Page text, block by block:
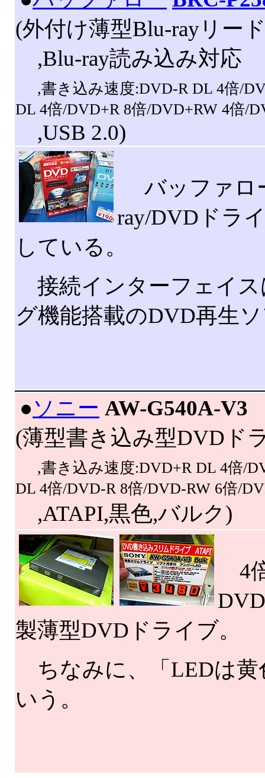
(外付け薄型Blu-rayリー
,Blu-ray読み込み対応
,書き込み速度:DVD-R DL 4倍/
DL 4倍/DVD+R 8倍/DVD+RW 4倍/
,USB 2.0)
バッファロ
ray/DVDドラ
している。
接続インターフェイス
グ機能搭載のDVD再生
●ソニー AW-G540A-V3
(薄型書き込み型DVDド
,書き込み速度:DVD+R DL 4倍/
DL 4倍/DVD-R 8倍/DVD-RW 6倍/
,ATAPI,黒色,バルク)
4
製薄型DVDドライブ。
ちなみに、「LEDは黄
いう。